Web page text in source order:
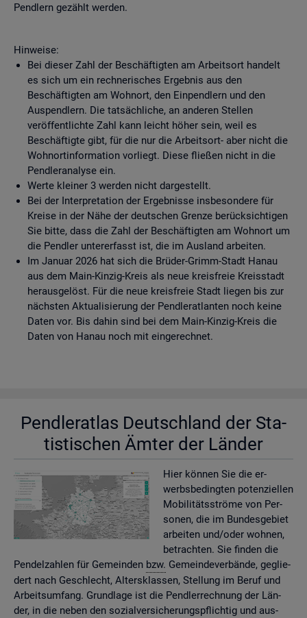
Pendlern gezählt werden.
Hinweise:
Bei dieser Zahl der Beschäftigten am Arbeitsort handelt
es sich um ein rechnerisches Ergebnis aus den
Beschäftigten am Wohnort, den Einpendlern und den
Auspendlern. Die tatsächliche, an anderen Stellen
veröffentlichte Zahl kann leicht höher sein, weil es
Beschäftigte gibt, für die nur die Arbeitsort- aber nicht die
Wohnortinformation vorliegt. Diese fließen nicht in die
Pendleranalyse ein.
Werte kleiner 3 werden nicht dargestellt.
Bei der Interpretation der Ergebnisse insbesondere für
Kreise in der Nähe der deutschen Grenze berücksichtigen
Sie bitte, dass die Zahl der Beschäftigten am Wohnort um
die Pendler untererfasst ist, die im Ausland arbeiten.
Im Januar 2026 hat sich die Brüder-Grimm-Stadt Hanau
aus dem Main-Kinzig-Kreis als neue kreisfreie Kreisstadt
herausgelöst. Für die neue kreisfreie Stadt liegen bis zur
nächsten Aktualisierung der Pendleratlanten noch keine
Daten vor. Bis dahin sind bei dem Main-Kinzig-Kreis die
Daten von Hanau noch mit eingerechnet.
Pend­ler­at­las Deutsch­land der Sta­
tis­ti­schen Ämter der Län­der
Hier kön­nen Sie die er­
werbs­be­ding­ten po­ten­zi­el­len
Mo­bi­li­täts­strö­me von Per­
so­nen, die im Bun­des­ge­biet
ar­bei­ten und/oder woh­nen,
be­trach­ten. Sie fin­den die
Pen­del­zah­len für Ge­mein­den bzw. Ge­mein­de­ver­bän­de, ge­glie­
dert nach Ge­schlecht, Al­ters­klas­sen, Stel­lung im Beruf und
Ar­beits­um­fang. Grund­la­ge ist die Pend­ler­rech­nung der Län­
der, in die neben den so­zi­al­ver­si­che­rungs­pflich­tig und aus­